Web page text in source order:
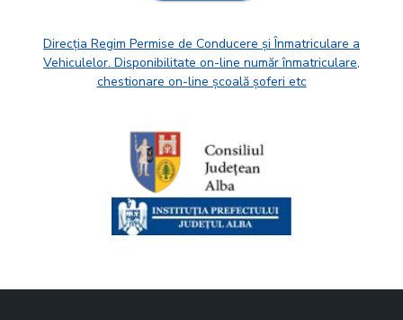
Direcția Regim Permise de Conducere și Înmatriculare a
Vehiculelor. Disponibilitate on-line număr înmatriculare,
chestionare on-line școală șoferi etc